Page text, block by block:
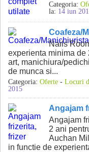
Categoria:
la: 14 iun
Coafeza/
Nails
experienta minima de
art, manichiura/
de munca si...
Categoria: Oferte - Locuri
2015
Angajam
Angajam
2 ani
Auchan
in functie de